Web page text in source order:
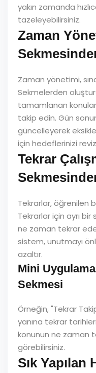
yakın zamanda
tazeleyebilirsiniz.
Zaman
Zaman yönetimi,
Sekmelerden
tamamlanan
takip edin. Gün
güncelleyerek
için hedeflerinizi
Tekrar
Tekrarlar, öğrenilen
Tekrarlar için ayrı
ne zaman tekrar
sistem, unutmayı
azaltır.
Mini
Sekmesi
Örneğin, "Tekrar
yanına tekrar
konunun ne zaman
görebilirsiniz.
Sık Yapılan